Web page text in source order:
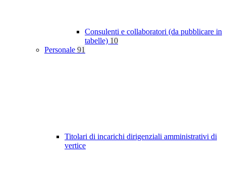
Consulenti e collaboratori (da pubblicare in
tabelle) 10
Personale 91
Titolari di incarichi dirigenziali amministrativi di
vertice